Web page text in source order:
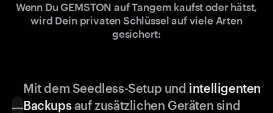
Wenn Du GEMSTON auf Tangem kaufst oder hätst,
wird Dein privaten Schlüssel auf viele Arten
gesichert:
Mit dem Seedless-Setup und intelligenten
Backupsauf zusätzlichen Geräten sind